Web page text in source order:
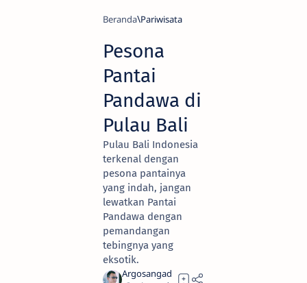
Beranda Pariwisata
Pesona
Pantai
Pandawa di
Pulau Bali
Pulau Bali Indonesia
terkenal dengan
pesona pantainya
yang indah, jangan
lewatkan Pantai
Pandawa dengan
pemandangan
tebingnya yang
eksotik.